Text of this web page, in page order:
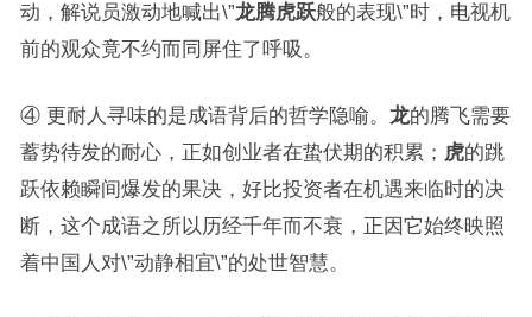
动，解说员激动地喊出\”龙腾虎跃般的表现\”时，电视机
前的观众竟不约而同屏住了呼吸。
④ 更耐人寻味的是成语背后的哲学隐喻。 龙的腾飞需要
蓄势待发的耐心，正如创业者在蛰伏期的积累； 虎的跳
跃依赖瞬间爆发的果决，好比投资者在机遇来临时的决
断，这个成语之所以历经千年而不衰，正因它始终映照
着中国人对\”动静相宜\”的处世智慧。